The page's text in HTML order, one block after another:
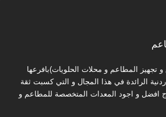
المطاعم و محلات الحلويات)بافرعها
الرائدة في هذا المجال و التي كسبت ثقة
افضل و اجود المعدات المتخصصة للمطاعم و